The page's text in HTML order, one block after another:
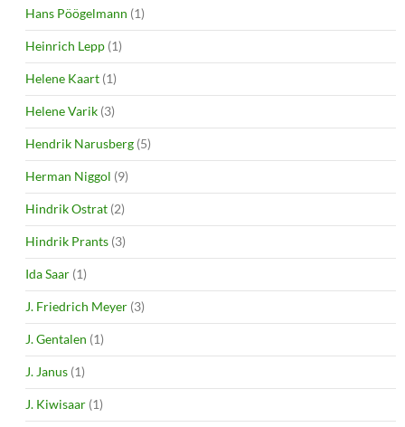
Hans Pöögelmann (1)
Heinrich Lepp (1)
Helene Kaart (1)
Helene Varik (3)
Hendrik Narusberg (5)
Herman Niggol (9)
Hindrik Ostrat (2)
Hindrik Prants (3)
Ida Saar (1)
J. Friedrich Meyer (3)
J. Gentalen (1)
J. Janus (1)
J. Kiwisaar (1)